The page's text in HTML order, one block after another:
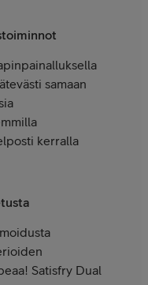
samaan
kerralla
Satisfry Dual